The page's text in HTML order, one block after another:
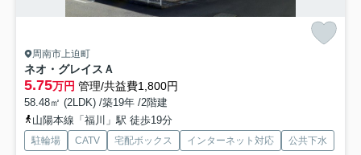
周南市上迫町
ネオ・グレイスＡ
5.75万円 管理/共益費1,800円
58.48㎡ (2LDK) /築19年 /2階建
山陽本線「福川」駅 徒歩19分
駐輪場 CATV 宅配ボックス インターネット対応 公共下水